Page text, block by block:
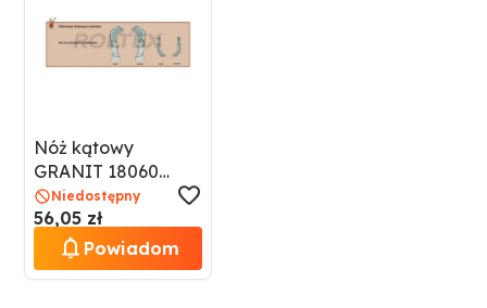
Nóż kątowy
GRANIT 18060
002692
Niedostępny
56,05 zł
Powiadom